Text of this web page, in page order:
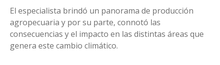
El especialista brindó un panorama de producción
agropecuaria y por su parte, connotó las
consecuencias y el impacto en las distintas áreas que
genera este cambio climático.